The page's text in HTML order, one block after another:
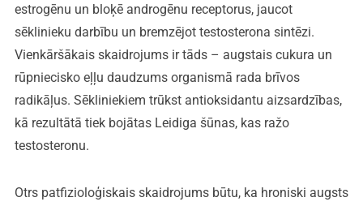
estrogēnu un bloķē androgēnu receptorus, jaucot
sēklinieku darbību un bremzējot testosterona sintēzi.
Vienkāršākais skaidrojums ir tāds – augstais cukura un
rūpniecisko eļļu daudzums organismā rada brīvos
radikāļus. Sēkliniekiem trūkst antioksidantu aizsardzības,
kā rezultātā tiek bojātas Leidiga šūnas, kas ražo
testosteronu.
Otrs patfizioloģiskais skaidrojums būtu, ka hroniski augsts